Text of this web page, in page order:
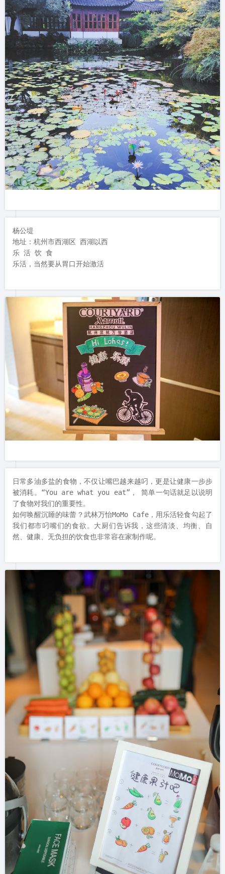
杨公堤
地址：杭州市西湖区 西湖以西
乐 活 饮 食
乐活，当然要从胃口开始激活
日常多油多盐的食物，不仅让嘴巴越来越叼，更是让健康一步步
被消耗。“You are what you eat”， 简单一句话就足以说明
了食物对我们的重要性。
如何唤醒沉睡的味蕾？武林万怡MoMo Cafe，用乐活轻食勾起了
我们都市叼嘴们的食欲。大厨们告诉我，这些清淡、均衡、自
然、健康、无负担的饮食也非常容在家制作呢。